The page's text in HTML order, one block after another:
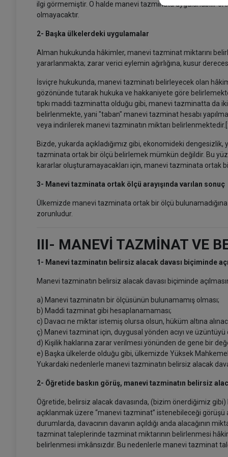
ilgi görmemiştir. O halde manevi tazminata uygulanabilir
olmayacaktır.
2- Başka ülkelerdeki uygulamalar
Alman hukukunda hâkimler, manevi tazminat miktarını
yararlanmakta; zarar verici eylemin ağırlığına, kusur
İsviçre hukukunda, manevi tazminatı belirleyecek olan
gözönünde tutarak hukuka ve hakkaniyete göre
tıpkı maddi tazminatta olduğu gibi, manevi tazminatta da
belirlenmekte, yani "taban" manevi tazminat hesabı
veya indirilerek manevi tazminatın miktarı
Bizde, yukarda açıkladığımız gibi, ekonomideki
tazminata ortak bir ölçü belirlemek mümkün değildir. Bu
kararlar oluşturamayacakları için, manevi tazminata ortak
3- Manevi tazminata ortak ölçü arayışında varılan sonuç
Ülkemizde manevi tazminata ortak bir ölçü
zorunludur.
III- MANEVİ TAZMİNAT VE
1- Manevi tazminatın belirsiz alacak davası biçiminde
Manevi tazminatın belirsiz alacak davası biçiminde
a) Manevi tazminatın bir ölçüsünün bulunamamış olması;
b) Maddi tazminat gibi hesaplanamaması;
c) Davacı ne miktar istemiş olursa olsun, hüküm altına
ç) Manevi tazminat için, duygusal yönden acıyı ve üzüntüyü
d) Kişilik haklarına zarar verilmesi yönünden de gene bir
e) Başka ülkelerde olduğu gibi, ülkemizde Yüksek
Yukardaki nedenlerle manevi tazminatın belirsiz alacak
2- Öğretide baskın görüş, manevi tazminatın belirsiz
Öğretide, belirsiz alacak davasında, (bizim önerdiğimiz
açıklanmak üzere “manevi tazminat” istenebileceği görüşü
durumlarda, davacının davanın açıldığı anda alacağının
tazminat taleplerinde tazminat miktarının belirlenmesi
belirlenmesi imkânsızdır. Bu nedenlerle manevi tazminat